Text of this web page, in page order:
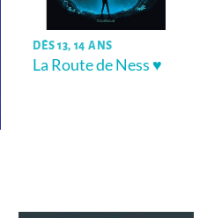
DÈS 13, 14 ANS
La Route de Ness ♥